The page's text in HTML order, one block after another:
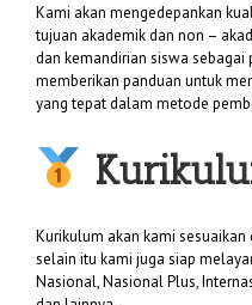
Kami akan mengedepankan
tujuan akademik dan non –
dan kemandirian siswa sebagai
memberikan panduan untuk
yang tepat dalam metode
Kurikulum akan kami
selain itu kami juga siap
Nasional, Nasional Plus,